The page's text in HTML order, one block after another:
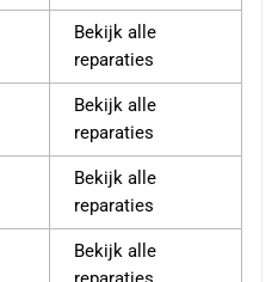
Bekijk alle
reparaties
Bekijk alle
reparaties
Bekijk alle
reparaties
Bekijk alle